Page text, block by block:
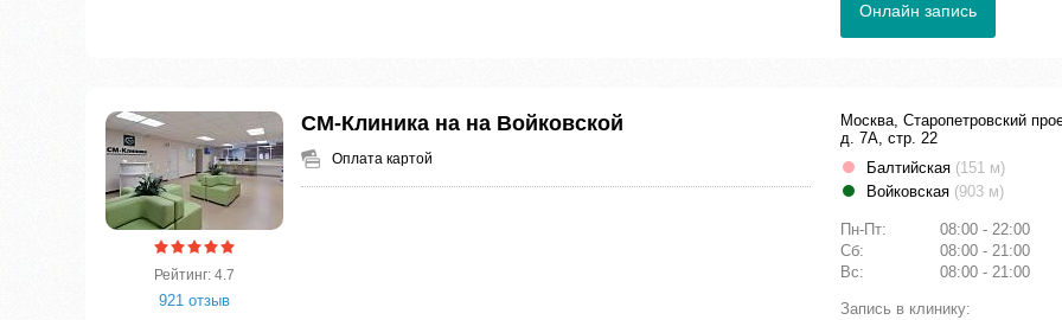
Онлайн запись
Рейтинг: 4.7
921 отзыв
СМ-Клиника на на Войковской
Оплата картой
Москва, Старопетровский
д. 7А, стр. 22
Балтийская (151 м)
Войковская (903 м)
Пн-Пт:
08:00 - 22:00
Сб:
08:00 - 21:00
Вс:
08:00 - 21:00
Запись в клинику: